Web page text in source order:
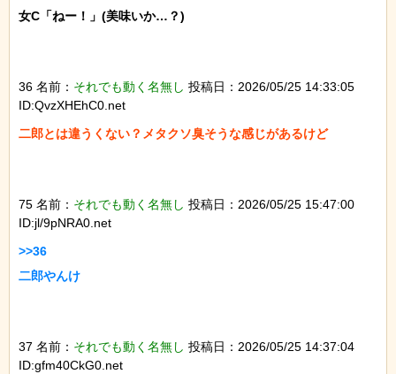
女C「ねー！」(美味いか…？)
36 名前： それでも動く名無し 投稿日：2026/05/25 14:33:05
ID:QvzXHEhC0.net
二郎とは違うくない？メタクソ臭そうな感じがあるけど
75 名前： それでも動く名無し 投稿日：2026/05/25 15:47:00
ID:jl/9pNRA0.net
>>36
二郎やんけ
37 名前： それでも動く名無し 投稿日：2026/05/25 14:37:04
ID:gfm40CkG0.net